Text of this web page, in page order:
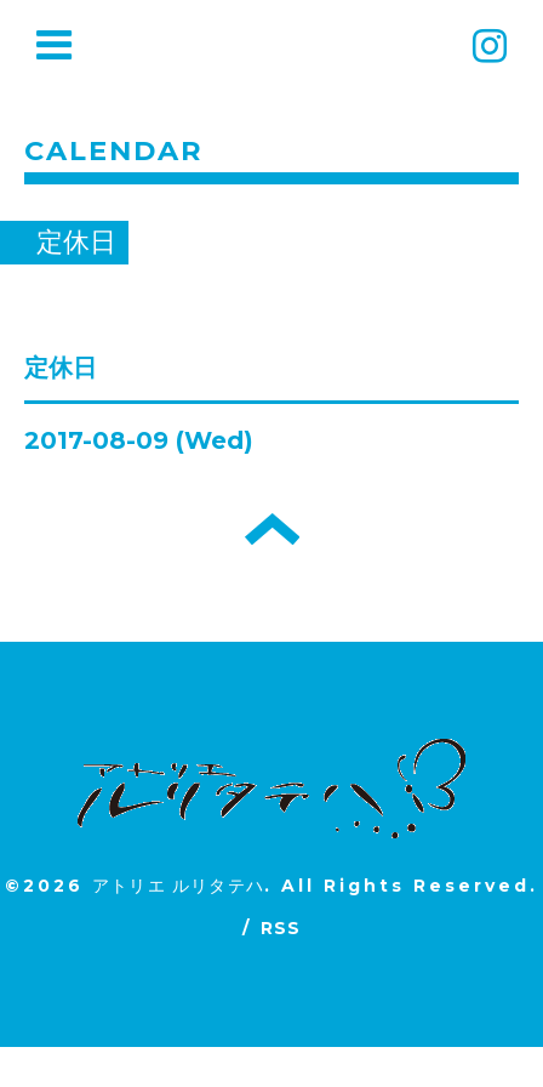
CALENDAR
定休日
定休日
2017-08-09 (Wed)
©2026 アトリエ ルリタテハ. All Rights Reserved.
/ RSS